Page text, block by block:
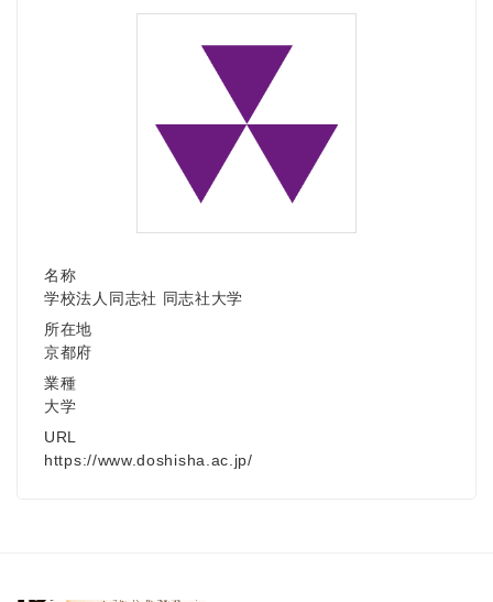
名称
学校法人同志社 同志社大学
所在地
京都府
業種
大学
URL
https://www.doshisha.ac.jp/